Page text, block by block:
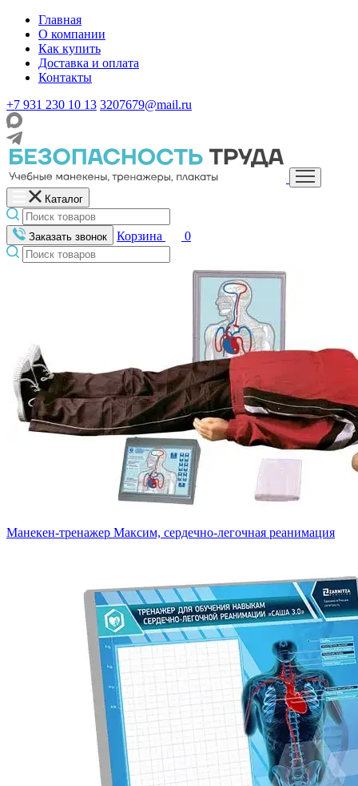
Главная
О компании
Как купить
Доставка и оплата
Контакты
+7 931 230 10 13 3207679@mail.ru
Каталог
Заказать звонок Корзина 0
Манекен-тренажер Максим, сердечно-легочная реанимация